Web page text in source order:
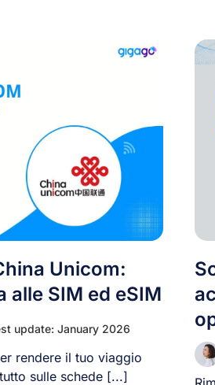
Unicom:
alle SIM ed eSIM
update: January 2026
rendere il tuo viaggio
sulle schede [...]